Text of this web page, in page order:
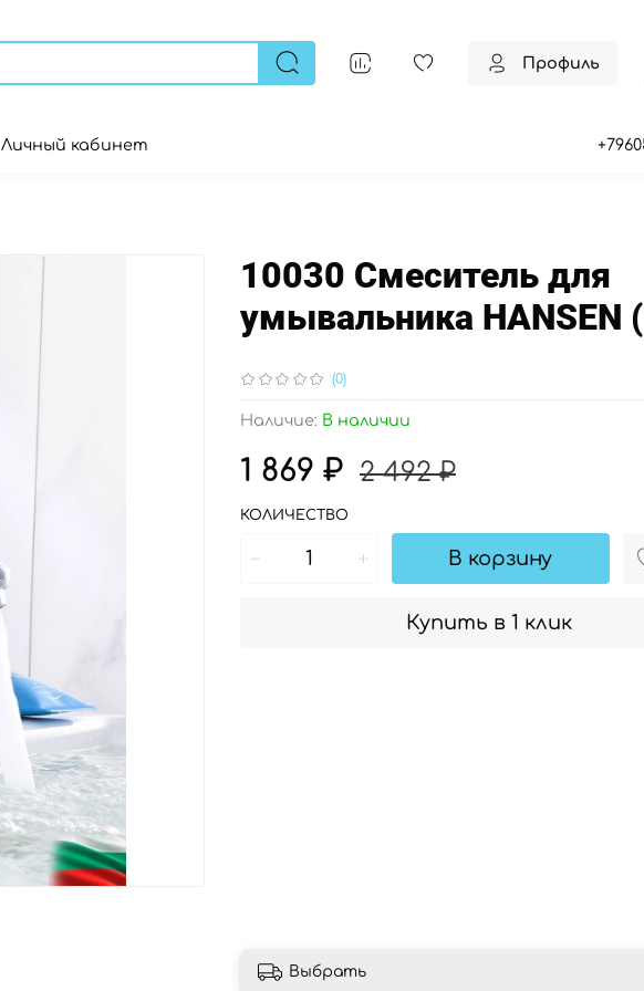
Профиль
Личный кабинет
(0)
Наличие: В наличии
10030 Смеситель для
умывальника HANSEN
1 869 ₽ 2 492 ₽
КОЛИЧЕСТВО
В корзину
Купить в 1 клик
Выбрать